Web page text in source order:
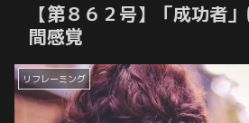
【第８６２号】「成功者
間感覚
リフレーミング